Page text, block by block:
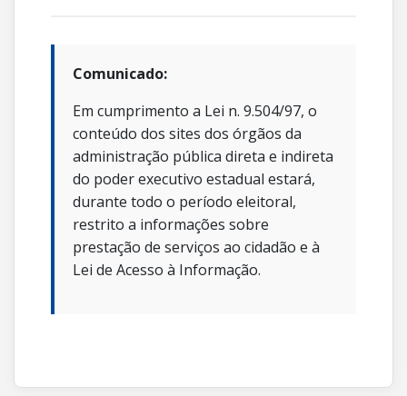
Comunicado:
Em cumprimento a Lei n. 9.504/97, o
conteúdo dos sites dos órgãos da
administração pública direta e indireta
do poder executivo estadual estará,
durante todo o período eleitoral,
restrito a informações sobre
prestação de serviços ao cidadão e à
Lei de Acesso à Informação.